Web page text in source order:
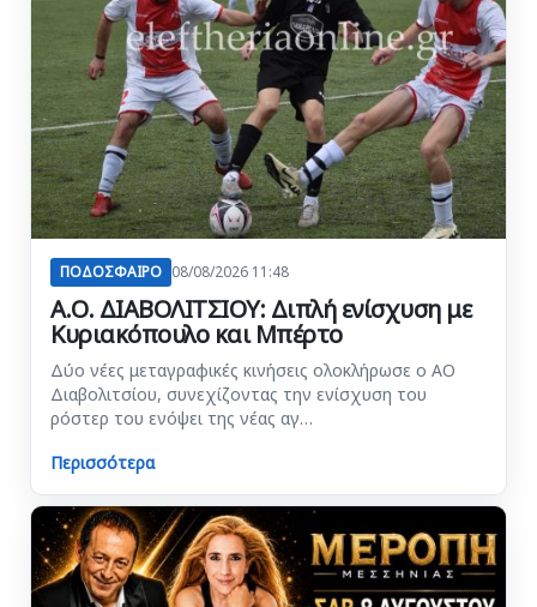
ΠΟΔΟΣΦΑΙΡΟ 08/08/2026 11:48
Α.Ο. ΔΙΑΒΟΛΙΤΣΙΟΥ: Διπλή ενίσχυση με
Κυριακόπουλο και Μπέρτο
Δύο νέες μεταγραφικές κινήσεις ολοκλήρωσε ο ΑΟ
Διαβολιτσίου, συνεχίζοντας την ενίσχυση του
ρόστερ του ενόψει της νέας αγ…
Περισσότερα